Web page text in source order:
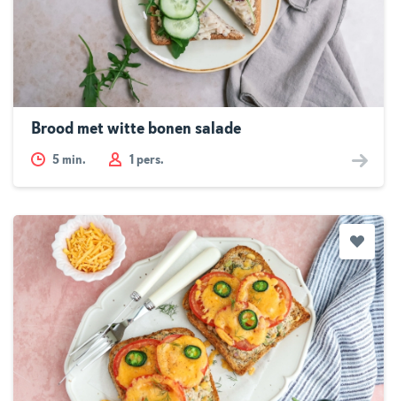
Brood met witte bonen salade
5 min. 1 pers.